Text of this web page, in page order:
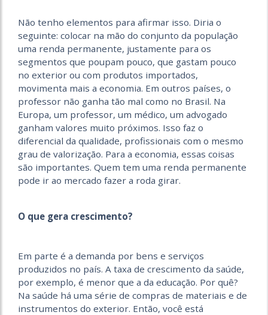
Não tenho elementos para afirmar isso. Diria o
seguinte: colocar na mão do conjunto da população
uma renda permanente, justamente para os
segmentos que poupam pouco, que gastam pouco
no exterior ou com produtos importados,
movimenta mais a economia. Em outros países, o
professor não ganha tão mal como no Brasil. Na
Europa, um professor, um médico, um advogado
ganham valores muito próximos. Isso faz o
diferencial da qualidade, profissionais com o mesmo
grau de valorização. Para a economia, essas coisas
são importantes. Quem tem uma renda permanente
pode ir ao mercado fazer a roda girar.
O que gera crescimento?
Em parte é a demanda por bens e serviços
produzidos no país. A taxa de crescimento da saúde,
por exemplo, é menor que a da educação. Por quê?
Na saúde há uma série de compras de materiais e de
instrumentos do exterior. Então, você está